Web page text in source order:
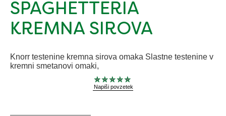
SPAGHETTERIA
KREMNA SIROVA
Knorr testenine kremna sirova omaka Slastne testenine v
kremni smetanovi omaki,
Za
Napiši povzetek